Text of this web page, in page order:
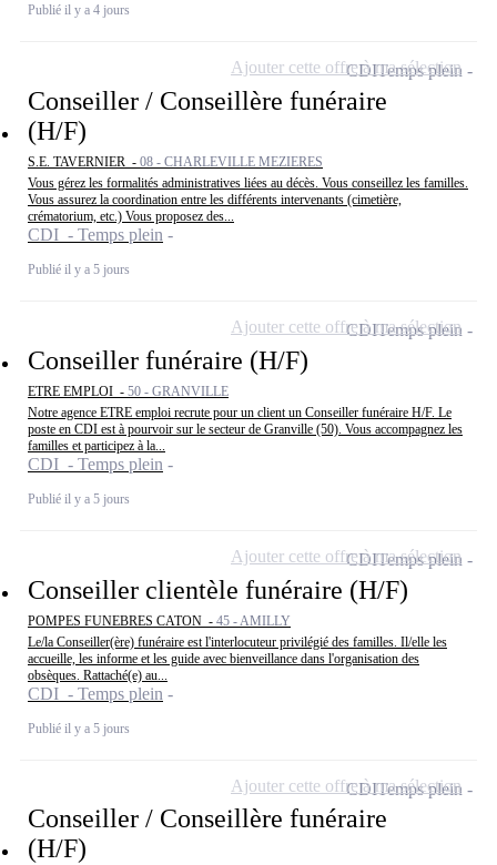
Publié il y a 4 jours
Conseiller / Conseillère funéraire
(H/F)
S.E. TAVERNIER - 08 - CHARLEVILLE MEZIERES
Vous gérez les formalités administratives liées au décès. Vous conseillez les familles.
Vous assurez la coordination entre les différents intervenants (cimetière,
crématorium, etc.) Vous proposez des...
CDI - Temps plein
Publié il y a 5 jours
CDITemps plein
Ajouter cette offre à ma sélection
Conseiller funéraire (H/F)
ETRE EMPLOI - 50 - GRANVILLE
Notre agence ETRE emploi recrute pour un client un Conseiller funéraire H/F. Le
poste en CDI est à pourvoir sur le secteur de Granville (50). Vous accompagnez les
familles et participez à la...
CDI - Temps plein
Publié il y a 5 jours
CDITemps plein
Ajouter cette offre à ma sélection
Conseiller clientèle funéraire (H/F)
POMPES FUNEBRES CATON - 45 - AMILLY
Le/la Conseiller(ère) funéraire est l'interlocuteur privilégié des familles. Il/elle les
accueille, les informe et les guide avec bienveillance dans l'organisation des
obsèques. Rattaché(e) au...
CDI - Temps plein
Publié il y a 5 jours
CDITemps plein
Ajouter cette offre à ma sélection
Conseiller / Conseillère funéraire
(H/F)
CDITemps plein
Ajouter cette offre à ma sélection